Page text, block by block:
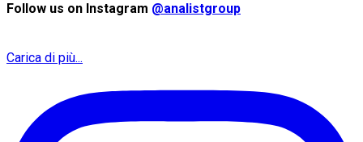
Follow us on Instagram @analistgroup
Carica di più...